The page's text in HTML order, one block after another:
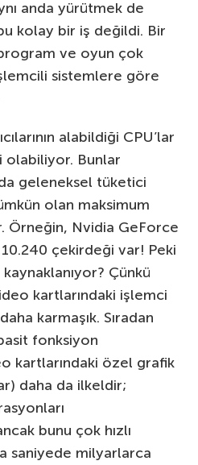
anda yürütmek de
kolay bir iş değildi. Bir
ve oyun çok
sistemlere göre
alabildiği CPU’lar
olabiliyor. Bunlar
geleneksel tüketici
olan maksimum
Örneğin, Nvidia GeForce
çekirdeği var! Peki
Çünkü
kartlarındaki işlemci
karmaşık. Sıradan
fonksiyon
kartlarındaki özel grafik
daha da ilkeldir;
bunu çok hızlı
saniyede milyarlarca